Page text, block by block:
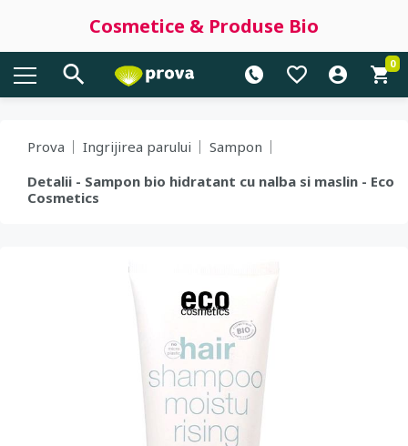
Cosmetice & Produse Bio
0
Prova Ingrijirea parului
Sampon
Detalii - Sampon bio hidratant cu nalba si maslin - Eco
Cosmetics